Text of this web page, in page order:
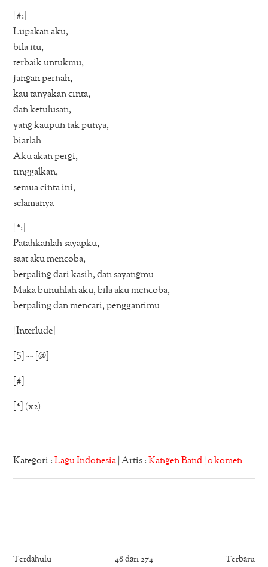
[#:]
Lupakan aku,
bila itu,
terbaik untukmu,
jangan pernah,
kau tanyakan cinta,
dan ketulusan,
yang kaupun tak punya,
biarlah
Aku akan pergi,
tinggalkan,
semua cinta ini,
selamanya
[*:]
Patahkanlah sayapku,
saat aku mencoba,
berpaling dari kasih, dan sayangmu
Maka bunuhlah aku, bila aku mencoba,
berpaling dan mencari, penggantimu
[Interlude]
[$] ~~ [@]
[#]
[*] (x2)
Kategori :Lagu Indonesia | Artis :Kangen Band |0 komen
Terdahulu 48 dari 274 Terbaru